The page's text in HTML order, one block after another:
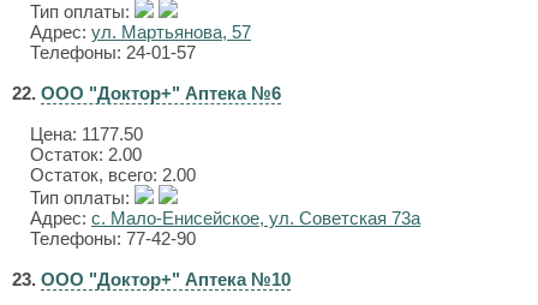
Тип оплаты:
Адрес: ул. Мартьянова, 57
Телефоны: 24-01-57
22. ООО "Доктор+" Аптека №6
Цена: 1177.50
Остаток: 2.00
Остаток, всего: 2.00
Тип оплаты:
Адрес: с. Мало-Енисейское, ул. Советская 73а
Телефоны: 77-42-90
23. ООО "Доктор+" Аптека №10